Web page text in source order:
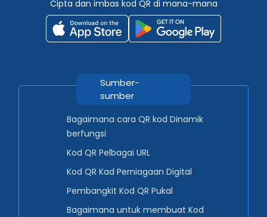
Cipta dan imbas kod QR di mana-mana
Sumber-
sumber
Bagaimana cara QR kod Dinamik
berfungsi
Kod QR Pelbagai URL
Kod QR Kad Perniagaan Digital
Pembangkit Kod QR Pukal
Bagaimana untuk membuat Kod